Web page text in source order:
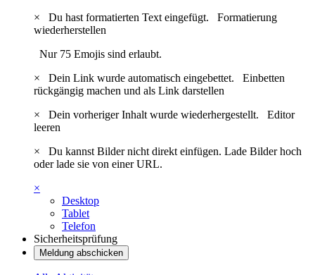
×
Du hast formatierten Text eingefügt. Formatierung
wiederherstellen
Nur 75 Emojis sind erlaubt.
×
Dein Link wurde automatisch eingebettet. Einbetten
rückgängig machen und als Link darstellen
×
Dein vorheriger Inhalt wurde wiederhergestellt. Editor
leeren
×
Du kannst Bilder nicht direkt einfügen. Lade Bilder hoch
oder lade sie von einer URL.
×
Desktop
Tablet
Telefon
Sicherheitsprüfung
Meldung abschicken